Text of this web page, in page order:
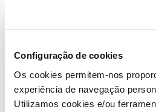
Configuração de cookies
Os cookies permitem-nos
experiência de navegação
Utilizamos cookies e/ou
Conseguiu?
Ficamos aguardar o seu feedback.
Obrigada